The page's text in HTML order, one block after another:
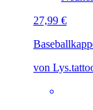
27,99 €
von